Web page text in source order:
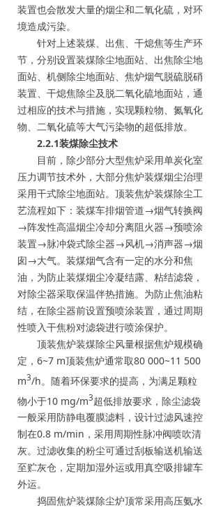
装置也会散发大量的烟尘和二氧化硫，对环
境造成污染。
针对上述装煤、出焦、干熄焦等生产环
节，分别设置装煤除尘地面站、出焦除尘地
面站、机侧除尘地面站、焦炉烟气脱硫脱硝
装置、干熄焦除尘及脱二氧化硫地面站，通
过相应的技术与措施，实现颗粒物、氮氧化
物、二氧化硫等大气污染物的超低排放。
2.2.1装煤除尘技术
目前，除少部分大型焦炉采用单炭化室
压力调节技术外，大部分焦炉装煤烟尘治理
采用干式除尘地面站。顶装焦炉装煤除尘工
艺流程如下：装煤车排烟管道→烟气转换阀
→阵发性高温烟尘冷却分离阻火器→预喷涂
装置→脉冲袋式除尘器→风机→消声器→烟
囱→大气。装煤烟气含有一定的水分和焦
油，为防止装煤烟尘冷凝结露、粘结滤袋，
对除尘器采取保温伴热措施。为防止焦油粘
结，在除尘器前设置预喷涂装置，通过周期
性喷入干焦粉对滤袋进行喷涂保护。
顶装焦炉装煤除尘风量根据焦炉规模确
定，6~7 m顶装焦炉通常取80 000~11 500
m3/h。随着环保要求的提高，为满足颗粒
物小于10 mg/m3超低排放要求，除尘滤袋
一般采用防静电覆膜滤料，设计过滤风速控
制在0.8 m/min，采用周期性脉冲阀喷吹清
灰。过滤收集的粉尘可通过刮板输送机输送
至贮灰仓，定期加湿外运或用真空吸排罐车
外运。
捣固焦炉装煤除尘炉顶常采用高压氨水